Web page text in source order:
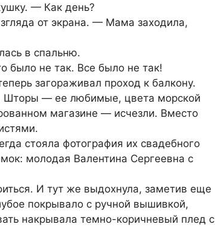
— Как день?
от экрана. — Мама заходила,
в спальню.
было не так. Все было не так!
загораживал проход к балкону.
Шторы — ее любимые, цвета морской
магазине — исчезли. Вместо
стояла фотография их свадебного
молодая Валентина Сергеевна с
И тут же выдохнула, заметив еще
покрывало с ручной вышивкой,
накрывала темно-коричневый плед с